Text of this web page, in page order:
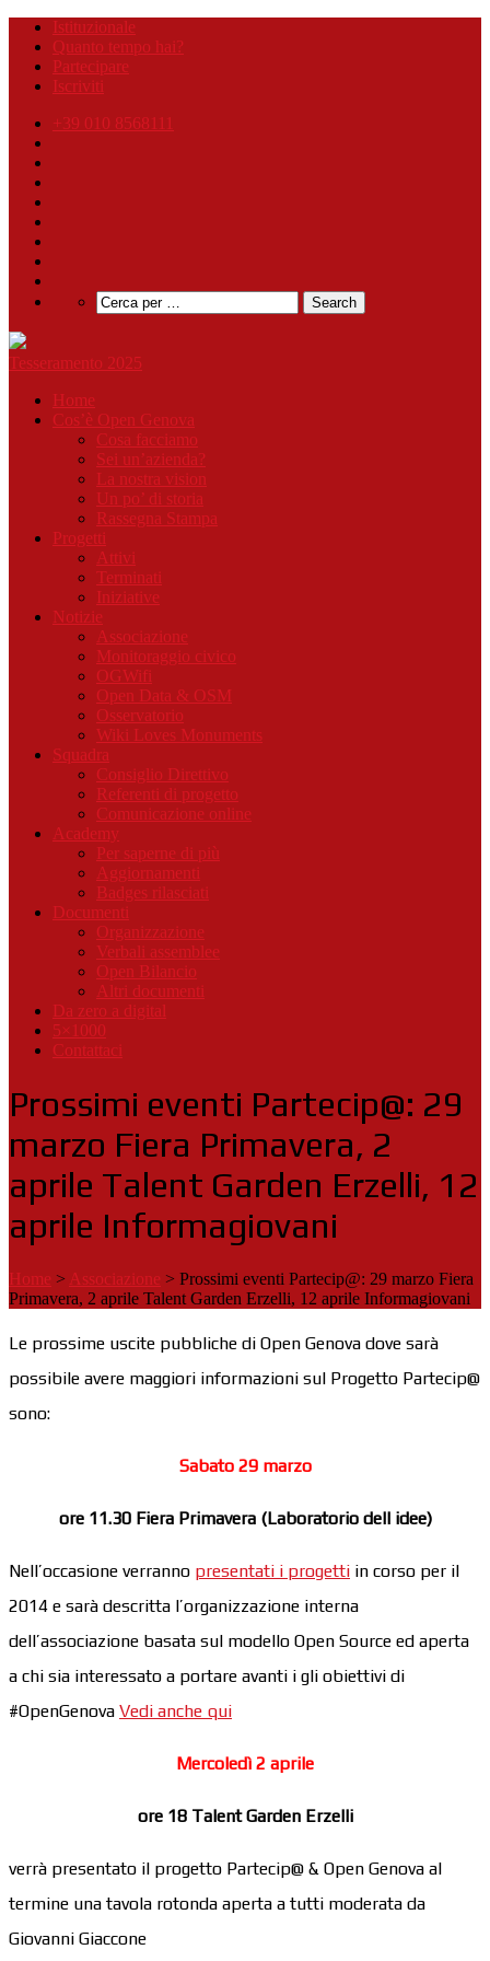
Istituzionale
Quanto tempo hai?
Partecipare
Iscriviti
+39 010 8568111
Tesseramento 2025
Home
Cos’è Open Genova
Cosa facciamo
Sei un’azienda?
La nostra vision
Un po’ di storia
Rassegna Stampa
Progetti
Attivi
Terminati
Iniziative
Notizie
Associazione
Monitoraggio civico
OGWifi
Open Data & OSM
Osservatorio
Wiki Loves Monuments
Squadra
Consiglio Direttivo
Referenti di progetto
Comunicazione online
Academy
Per saperne di più
Aggiornamenti
Badges rilasciati
Documenti
Organizzazione
Verbali assemblee
Open Bilancio
Altri documenti
Da zero a digital
5×1000
Contattaci
Prossimi eventi Partecip@: 29
marzo Fiera Primavera, 2
aprile Talent Garden Erzelli, 12
aprile Informagiovani
Home > Associazione > Prossimi eventi Partecip@: 29 marzo Fiera
Primavera, 2 aprile Talent Garden Erzelli, 12 aprile Informagiovani
Le prossime uscite pubbliche di Open Genova dove sarà
possibile avere maggiori informazioni sul Progetto Partecip@
sono:
Sabato 29 marzo
ore 11.30 Fiera Primavera (Laboratorio dell idee)
Nell’occasione verranno presentati i progetti in corso per il
2014 e sarà descritta l’organizzazione interna
dell’associazione basata sul modello Open Source ed aperta
a chi sia interessato a portare avanti i gli obiettivi di
#OpenGenova Vedi anche qui
Mercoledì 2 aprile
ore 18 Talent Garden Erzelli
verrà presentato il progetto Partecip@ & Open Genova al
termine una tavola rotonda aperta a tutti moderata da
Giovanni Giaccone